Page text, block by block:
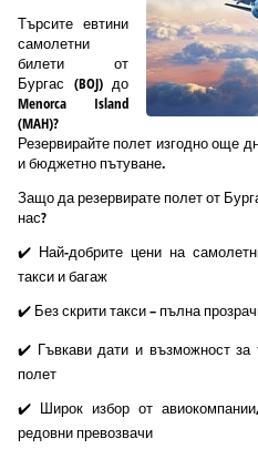
Търсите евтини
самолетни
билети от
Бургас (BOJ) до
Menorca Island
(MAH)?
Резервирайте полет изгодно още
и бюджетно пътуване.
Защо да резервирате полет от
нас?
✔️ Най-добрите цени на
такси и багаж
✔️ Без скрити такси – пълна
✔️ Гъвкави дати и възможност за
полет
✔️ Широк избор от
редовни превозвачи